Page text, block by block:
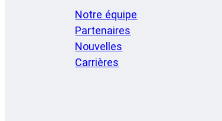
Notre équipe
Partenaires
Nouvelles
Carrières